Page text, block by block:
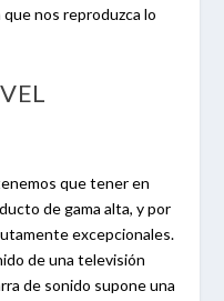
nos reproduzca lo
que tener en
de gama alta, y por
excepcionales.
de una televisión
de sonido supone una